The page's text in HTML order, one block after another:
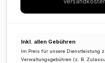
Inkl. allen Gebühren
Im Preis für unsere Dienstleistung
Verwaltungsgebühren (z. B.